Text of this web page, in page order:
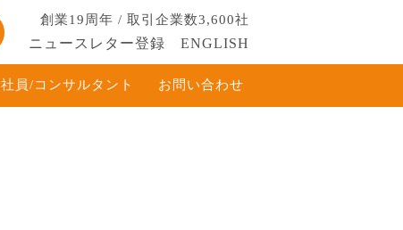
創業19周年 / 取引企業数3,600社
ニュースレター登録 ENGLISH
社員/コンサルタント お問い合わせ